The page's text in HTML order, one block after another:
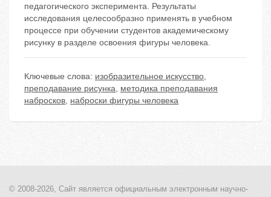
педагогического эксперимента. Результаты
исследования целесообразно применять в учебном
процессе при обучении студентов академическому
рисунку в разделе освоения фигуры человека.
Ключевые слова: изобразительное искусство,
преподавание рисунка, методика преподавания
набросков, наброски фигуры человека
© 2008-2026, Сайт является официальным электронным научно-